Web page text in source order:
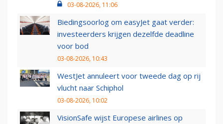
03-08-2026, 11:06
Biedingsoorlog om easyJet gaat verder:
investeerders krijgen dezelfde deadline
voor bod
03-08-2026, 10:43
WestJet annuleert voor tweede dag op rij
vlucht naar Schiphol
03-08-2026, 10:02
VisionSafe wijst Europese airlines op